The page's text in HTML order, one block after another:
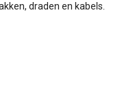
draden en kabels.